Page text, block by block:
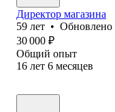
Директор магазина
59 лет • Обновлено
30 000 ₽
Общий опыт
16 лет 6 месяцев